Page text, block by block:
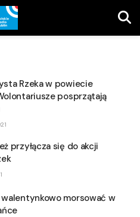
Rzeka w powiecie
posprzątają
przyłącza się do akcji
walentynkowo morsować w